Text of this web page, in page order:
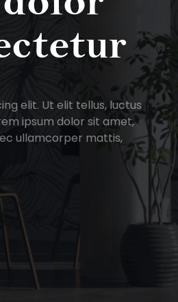
elit. Ut elit tellus, luctus
ipsum dolor sit amet,
ullamcorper mattis,